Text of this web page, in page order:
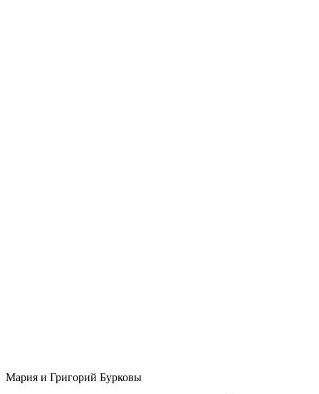
Мария и Григорий Бурковы